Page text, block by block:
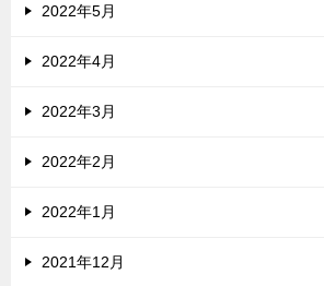
2022年5月
2022年4月
2022年3月
2022年2月
2022年1月
2021年12月